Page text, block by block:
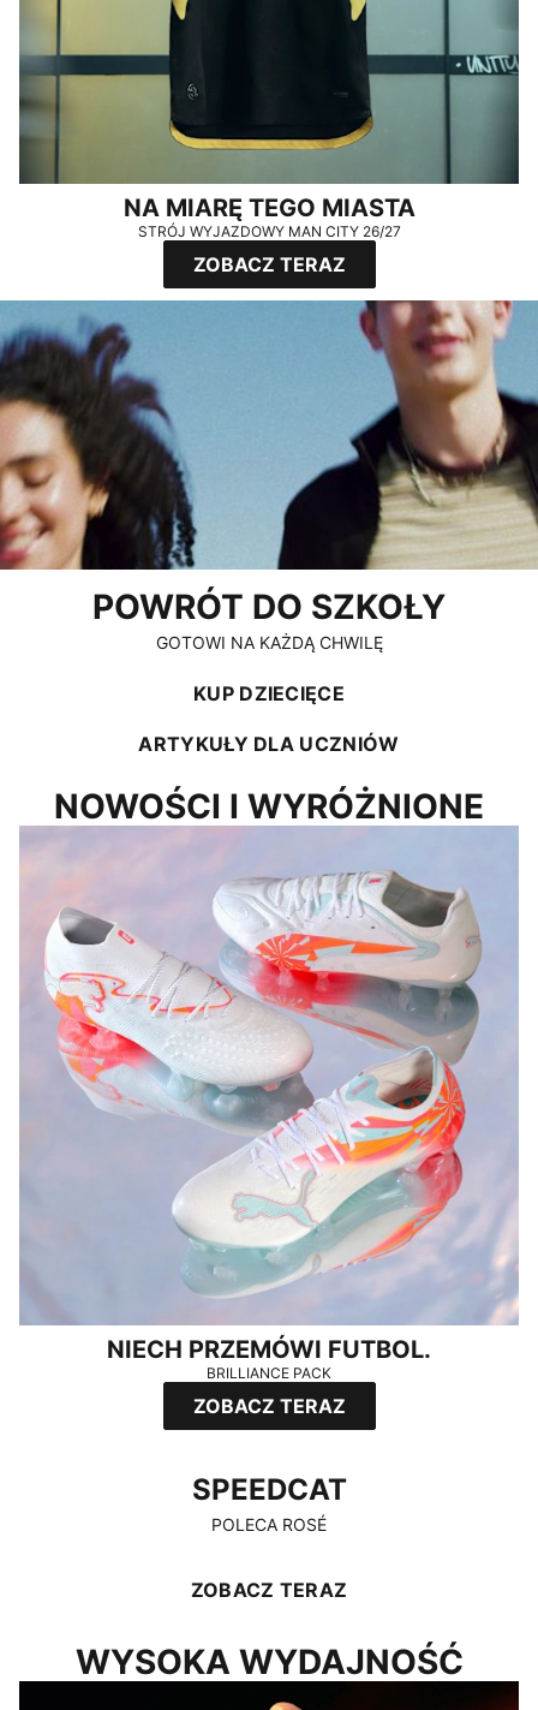
NA MIARĘ TEGO MIASTA
STRÓJ WYJAZDOWY MAN CITY 26/27
ZOBACZ TERAZ
POWRÓT DO SZKOŁY
GOTOWI NA KAŻDĄ CHWILĘ
KUP DZIECIĘCE
ARTYKUŁY DLA UCZNIÓW
NOWOŚCI I WYRÓŻNIONE
NIECH PRZEMÓWI FUTBOL.
BRILLIANCE PACK
ZOBACZ TERAZ
SPEEDCAT
POLECA ROSÉ
ZOBACZ TERAZ
WYSOKA WYDAJNOŚĆ